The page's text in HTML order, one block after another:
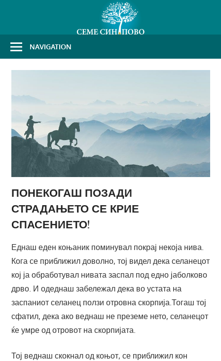
NAVIGATION
ПОНЕКОГАШ ПОЗАДИ
СТРАДАЊЕТО СЕ КРИЕ
СПАСЕНИЕТО!
Еднаш еден коњаник поминувал покрај некоја нива.
Кога се приближил доволно, тој видел дека селанецот
кој ја обработувал нивата заспал под едно јаболково
дрво. И одеднаш забележал дека во устата на
заспаниот селанец ползи отровна скорпија.Тогаш тој
сфатил, дека ако веднаш не преземе нето, селанецот
ќе умре од отровот на скорпијата.
Тој веднаш скокнал од коњот, се приближил кон